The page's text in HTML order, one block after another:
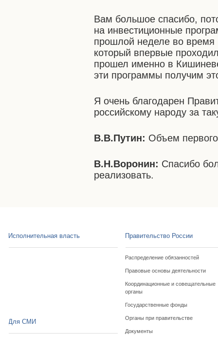
Вам большое спасибо,
на инвестиционные
прошлой неделе во время
который впервые
прошел именно в
эти программы получим
Я очень благодарен
российскому народу за
В.В.Путин: Объем
В.Н.Воронин: Спасибо
реализовать.
Исполнительная власть Правительство России
Распределение обязанностей
Правовые основы деятельности
Координационные и совещательные
органы
Государственные фонды
Органы при правительстве
Документы
Для СМИ